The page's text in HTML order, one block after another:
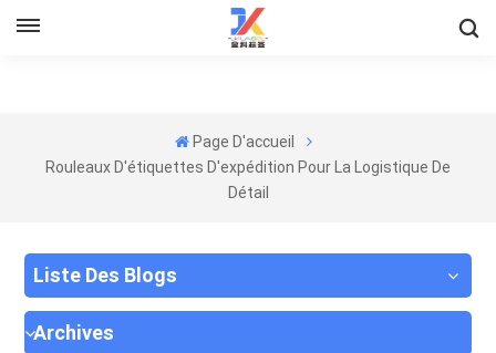
Page D'accueil
Rouleaux D'étiquettes D'expédition Pour La Logistique De
Détail
Liste Des Blogs
Archives